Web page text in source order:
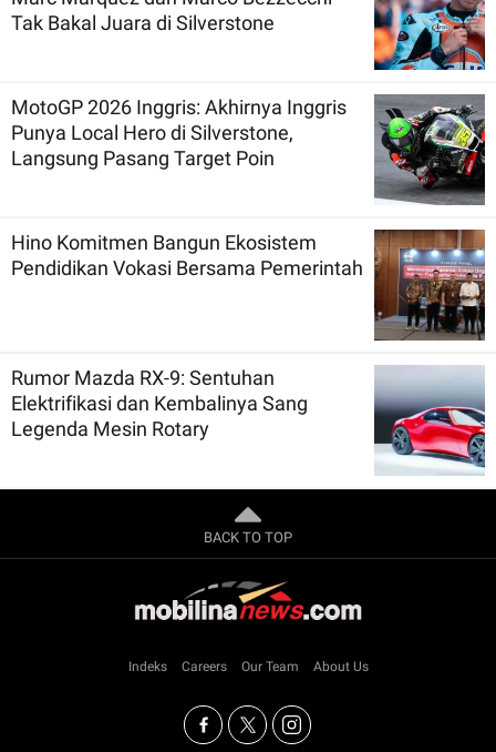
Tak Bakal Juara di Silverstone
MotoGP 2026 Inggris: Akhirnya Inggris
Punya Local Hero di Silverstone,
Langsung Pasang Target Poin
Hino Komitmen Bangun Ekosistem
Pendidikan Vokasi Bersama Pemerintah
Rumor Mazda RX-9: Sentuhan
Elektrifikasi dan Kembalinya Sang
Legenda Mesin Rotary
BACK TO TOP
Indeks Careers Our Team About Us